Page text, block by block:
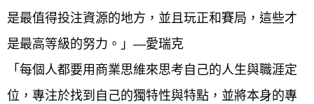
是最值得投注資源的地方，並且玩正和賽局，這些才
是最高等級的努力。」—愛瑞克
「每個人都要用商業思維來思考自己的人生與職涯定
位，專注於找到自己的獨特性與特點，並將本身的專